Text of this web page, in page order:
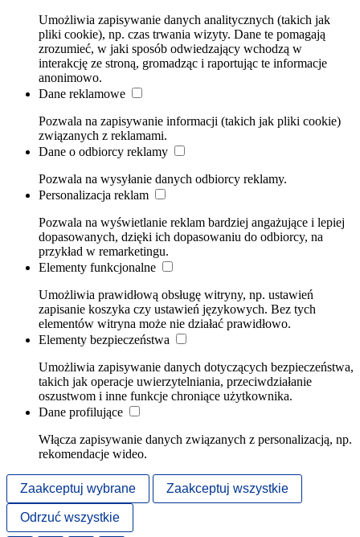
Umożliwia zapisywanie danych analitycznych (takich jak
pliki cookie), np. czas trwania wizyty. Dane te pomagają
zrozumieć, w jaki sposób odwiedzający wchodzą w
interakcję ze stroną, gromadząc i raportując te informacje
anonimowo.
Dane reklamowe
Pozwala na zapisywanie informacji (takich jak pliki cookie)
związanych z reklamami.
Dane o odbiorcy reklamy
Pozwala na wysyłanie danych odbiorcy reklamy.
Personalizacja reklam
Pozwala na wyświetlanie reklam bardziej angażujące i lepiej
dopasowanych, dzięki ich dopasowaniu do odbiorcy, na
przykład w remarketingu.
Elementy funkcjonalne
Umożliwia prawidłową obsługę witryny, np. ustawień
zapisanie koszyka czy ustawień językowych. Bez tych
elementów witryna może nie działać prawidłowo.
Elementy bezpieczeństwa
Umożliwia zapisywanie danych dotyczących bezpieczeństwa,
takich jak operacje uwierzytelniania, przeciwdziałanie
oszustwom i inne funkcje chroniące użytkownika.
Dane profilujące
Włącza zapisywanie danych związanych z personalizacją, np.
rekomendacje wideo.
Zaakceptuj wybrane Zaakceptuj wszystkie
Odrzuć wszystkie